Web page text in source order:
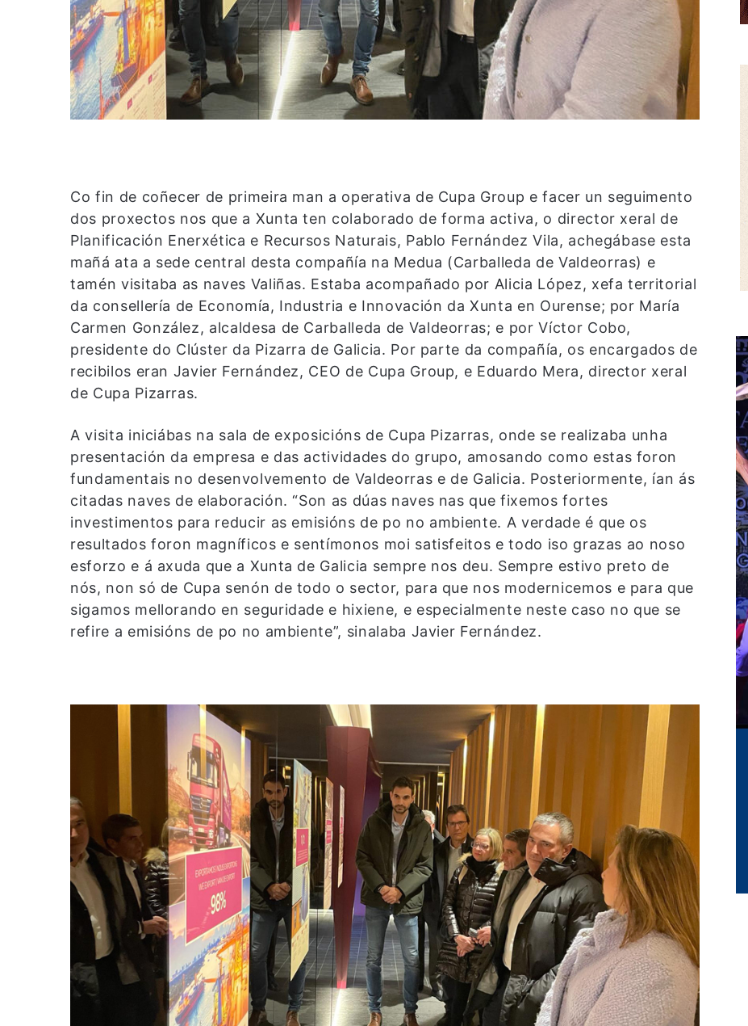
Co fin de coñecer de primeira man a operativa de Cupa Group e facer un seguimento
dos proxectos nos que a Xunta ten colaborado de forma activa, o director xeral de
Planificación Enerxética e Recursos Naturais, Pablo Fernández Vila, achegábase esta
mañá ata a sede central desta compañía na Medua (Carballeda de Valdeorras) e
tamén visitaba as naves Valiñas. Estaba acompañado por Alicia López, xefa territorial
da consellería de Economía, Industria e Innovación da Xunta en Ourense; por María
Carmen González, alcaldesa de Carballeda de Valdeorras; e por Víctor Cobo,
presidente do Clúster da Pizarra de Galicia. Por parte da compañía, os encargados de
recibilos eran Javier Fernández, CEO de Cupa Group, e Eduardo Mera, director xeral
de Cupa Pizarras.
A visita iniciábas na sala de exposicións de Cupa Pizarras, onde se realizaba unha
presentación da empresa e das actividades do grupo, amosando como estas foron
fundamentais no desenvolvemento de Valdeorras e de Galicia. Posteriormente, ían ás
citadas naves de elaboración. “Son as dúas naves nas que fixemos fortes
investimentos para reducir as emisións de po no ambiente. A verdade é que os
resultados foron magníficos e sentímonos moi satisfeitos e todo iso grazas ao noso
esforzo e á axuda que a Xunta de Galicia sempre nos deu. Sempre estivo preto de
nós, non só de Cupa senón de todo o sector, para que nos modernicemos e para que
sigamos mellorando en seguridade e hixiene, e especialmente neste caso no que se
refire a emisións de po no ambiente”, sinalaba Javier Fernández.